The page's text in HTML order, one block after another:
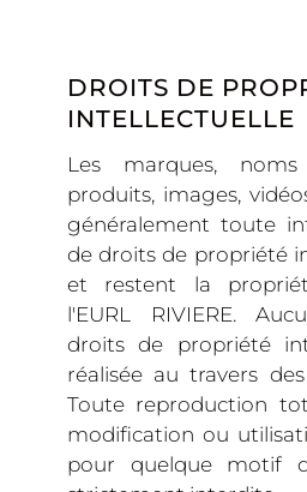
DROITS DE
INTELLECTUELLE
Les marques,
produits, images,
généralement toute
de droits de propriété
et restent la
l'EURL RIVIERE.
droits de propriété
réalisée au travers
Toute reproduction
modification ou
pour quelque motif